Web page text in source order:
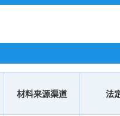
材料来源渠道 法